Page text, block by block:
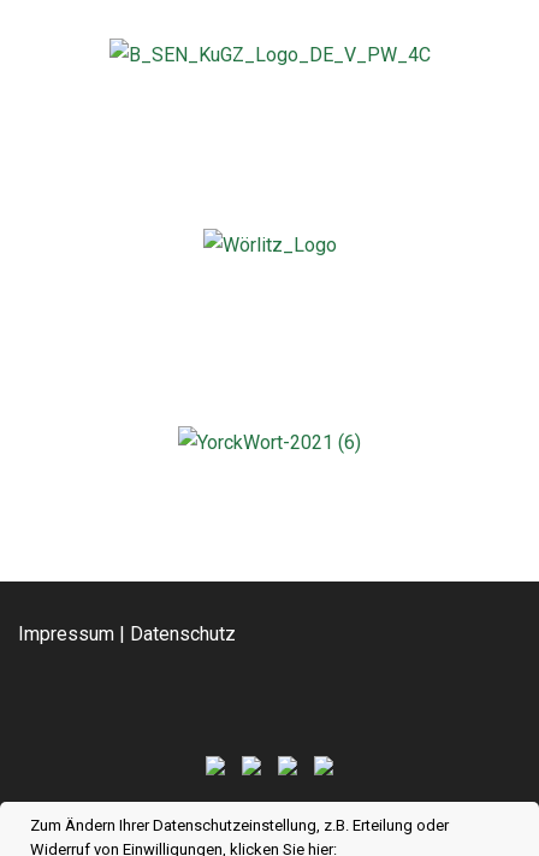
Impressum | Datenschutz
Zum Ändern Ihrer Datenschutzeinstellung, z.B. Erteilung oder
Widerruf von Einwilligungen, klicken Sie hier: